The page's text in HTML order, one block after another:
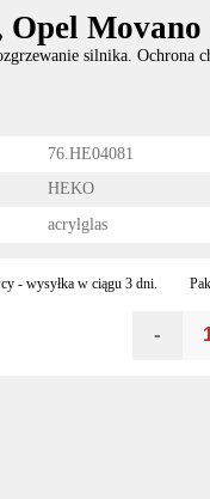
Opel Movano
silnika. Ochrona
76.HE04081
HEKO
acrylglas
- wysyłka w ciągu 3 dni.
-